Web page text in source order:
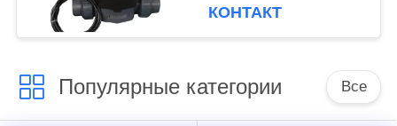
КОНТАКТ
Популярные категории Все